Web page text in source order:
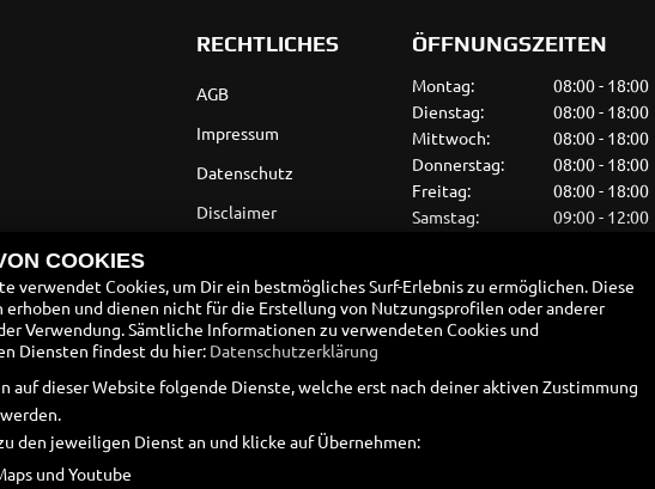
RECHTLICHES
AGB
Impressum
Datenschutz
Disclaimer
Batteriegesetz
Altölverordnung
ÖFFNUNGSZEITEN
Montag:
08:00 - 18:00
Dienstag:
08:00 - 18:00
Mittwoch:
08:00 - 18:00
Donnerstag:
08:00 - 18:00
Freitag:
08:00 - 18:00
Samstag:
09:00 - 12:00
COOKIES
verwendet Cookies, um Dir ein bestmögliches Surf-Erlebnis zu ermöglichen. Diese
erhoben und dienen nicht für die Erstellung von Nutzungsprofilen oder anderer
Verwendung. Sämtliche Informationen zu verwendeten Cookies und
Diensten findest du hier: Datenschutzerklärung
auf dieser Website folgende Dienste, welche erst nach deiner aktiven Zustimmung
den jeweiligen Dienst an und klicke auf Übernehmen:
und Youtube